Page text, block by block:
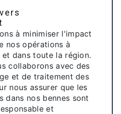
à minimiser l'impact
nos opérations à
et dans toute la région.
collaborons avec des
et de traitement des
nous assurer que les
dans nos bennes sont
et